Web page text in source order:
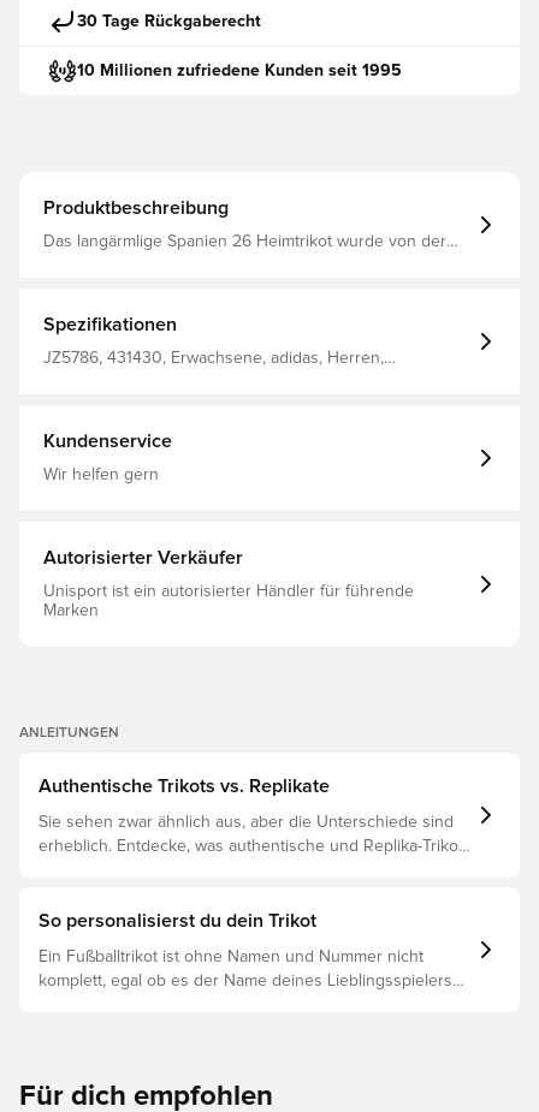
30 Tage Rückgaberecht
10 Millionen zufriedene Kunden seit 1995
Produktbeschreibung
Das langärmlige Spanien 26 Heimtrikot wurde von der
Schweißableitung und -aufnahme sorgt – für optimale
Kühlung und ein schnelleres Abkühlen auch in
intensiven Momenten.Das Trikot ist aus leichtem
adidas Branding und dem spanischen Verbandswappen
sportlicher Ausstrahlung. Schmal geschnitten Interlock
Spezifikationen
JZ5786, 431430, Erwachsene, adidas, Herren,
Kundenservice
Wir helfen gern
Autorisierter Verkäufer
Unisport ist ein autorisierter Händler für führende
Marken
ANLEITUNGEN
Authentische Trikots vs. Replikate
Sie sehen zwar ähnlich aus, aber die Unterschiede sind
erheblich. Entdecke, was authentische und Replika-Trikots
So personalisierst du dein Trikot
Ein Fußballtrikot ist ohne Namen und Nummer nicht
komplett, egal ob es der Name deines Lieblingsspielers
Für dich empfohlen